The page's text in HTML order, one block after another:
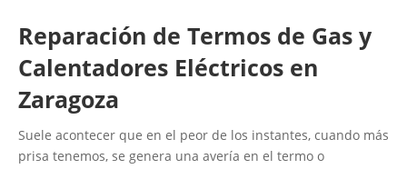
Reparación de Termos de Gas y
Calentadores Eléctricos en
Zaragoza
Suele acontecer que en el peor de los instantes, cuando más
prisa tenemos, se genera una avería en el termo o